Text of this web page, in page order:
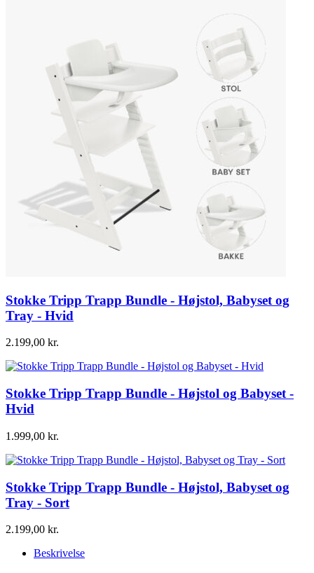
Stokke Tripp Trapp Bundle - Højstol, Babyset og
Tray - Hvid
2.199,00 kr.
Stokke Tripp Trapp Bundle - Højstol og Babyset -
Hvid
1.999,00 kr.
Stokke Tripp Trapp Bundle - Højstol, Babyset og
Tray - Sort
2.199,00 kr.
Beskrivelse